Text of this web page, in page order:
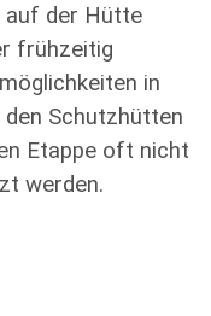
auf der Hütte
frühzeitig
in
den Schutzhütten
Etappe oft nicht
werden.